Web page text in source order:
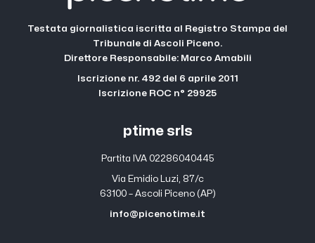
Testata giornalistica iscritta al Registro Stampa del
Tribunale di Ascoli Piceno.
Direttore Responsabile: Marco Amabili
Iscrizione nr. 492 del 6 aprile 2011
Iscrizione ROC n° 29925
ptime srls
Partita IVA 02286040445
Via Emidio Luzi, 87/c
63100 – Ascoli Piceno (AP)
info@picenotime.it